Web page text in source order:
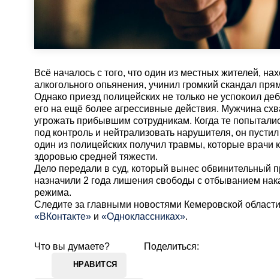
Всё началось с того, что один из местных жителей,
алкогольного опьянения, учинил громкий скандал
Однако приезд полицейских не только не успокоил
его на ещё более агрессивные действия. Мужчина
угрожать прибывшим сотрудникам. Когда те
под контроль и нейтрализовать нарушителя, он
один из полицейских получил травмы, которые врачи
здоровью средней тяжести.
Дело передали в суд, который вынес обвинительный
назначили 2 года лишения свободы с отбыванием
режима.
Cледите за главными новостями Кемеровской
«ВКонтакте» и «Одноклассниках».
Что вы думаете?
НРАВИТСЯ
Поделиться: